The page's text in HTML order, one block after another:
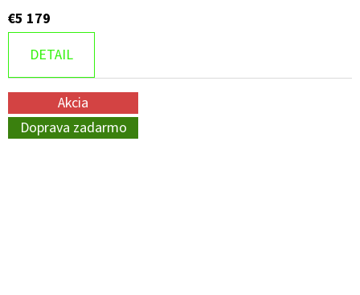
€5 179
DETAIL
Akcia
Doprava zadarmo